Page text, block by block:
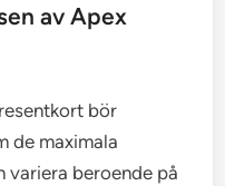
av Apex
bör
de maximala
variera beroende på